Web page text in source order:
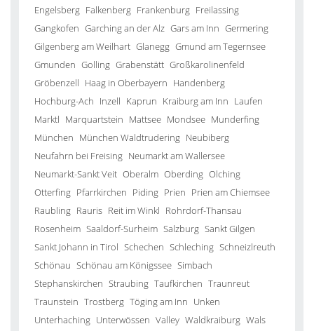
Engelsberg Falkenberg Frankenburg Freilassing
Gangkofen Garching an der Alz Gars am Inn Germering
Gilgenberg am Weilhart Glanegg Gmund am Tegernsee
Gmunden Golling Grabenstätt Großkarolinenfeld
Gröbenzell Haag in Oberbayern Handenberg
Hochburg-Ach Inzell Kaprun Kraiburg am Inn Laufen
Marktl Marquartstein Mattsee Mondsee Munderfing
München München Waldtrudering Neubiberg
Neufahrn bei Freising Neumarkt am Wallersee
Neumarkt-Sankt Veit Oberalm Oberding Olching
Otterfing Pfarrkirchen Piding Prien Prien am Chiemsee
Raubling Rauris Reit im Winkl Rohrdorf-Thansau
Rosenheim Saaldorf-Surheim Salzburg Sankt Gilgen
Sankt Johann in Tirol Schechen Schleching Schneizlreuth
Schönau Schönau am Königssee Simbach
Stephanskirchen Straubing Taufkirchen Traunreut
Traunstein Trostberg Töging am Inn Unken
Unterhaching Unterwössen Valley Waldkraiburg Wals